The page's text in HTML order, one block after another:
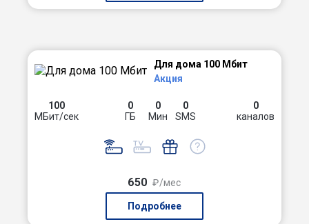
Для дома 100 Мбит
Акция
100
МБит/сек
0
ГБ
0
Мин
0
SMS
0
каналов
650 ₽/мес
Подробнее